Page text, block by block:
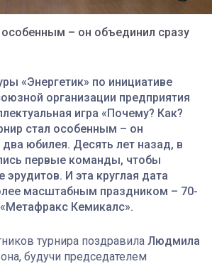
особенным – он объединил сразу
«Энергетик» по инициативе
организации предприятия
игра «Почему? Как?
стал особенным – он
юбилея. Десять лет назад, в
первые команды, чтобы
эрудитов. И эта круглая дата
масштабным праздником – 70-
Кемикалс».
турнира поздравила Людмила
будучи председателем